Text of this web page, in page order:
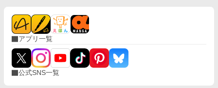
アプリ一覧
公式SNS一覧